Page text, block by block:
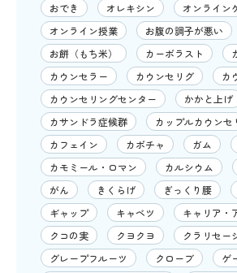
おでき
オレキシン
オンライン
オンライン授業
お腹の調子が悪い
お餅（もち米）
カーボラスト
カウンセラー
カウンセリグ
カ
カウンセリングセンター
かかと上げ
カサンドラ症候群
カップルカウンセ
カフェイン
カボチャ ガム
カモミール・ロマン
カルシウム
がん
きくらげ ぎっくり腰
ギャップ
キャベツ
キャリア・
クコの実
クヨクヨ クラリセー
グレープフルーツ
クローブ
ゲ